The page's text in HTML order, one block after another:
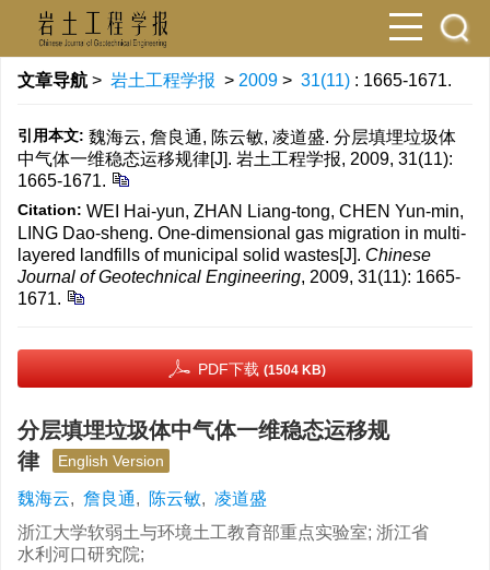
文章导航 > 岩土工程学报 > 2009 > 31(11) : 1665-1671.
引用本文: 魏海云, 詹良通, 陈云敏, 凌道盛. 分层填埋垃圾体
中气体一维稳态运移规律[J]. 岩土工程学报, 2009, 31(11):
1665-1671.
Citation: WEI Hai-yun, ZHAN Liang-tong, CHEN Yun-min,
LING Dao-sheng. One-dimensional gas migration in multi-
layered landfills of municipal solid wastes[J]. Chinese
Journal of Geotechnical Engineering, 2009, 31(11): 1665-
1671.
PDF下载 (1504 KB)
分层填埋垃圾体中气体一维稳态运移规
律
English Version
魏海云, 詹良通, 陈云敏, 凌道盛
浙江大学软弱土与环境土工教育部重点实验室; 浙江省
水利河口研究院;